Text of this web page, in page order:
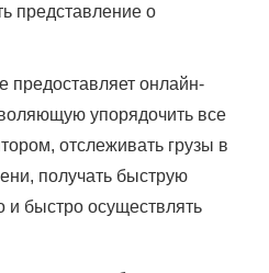
представление о
предоставляет онлайн-
упорядочить все
отслеживать грузы в
получать быструю
и быстро осуществлять